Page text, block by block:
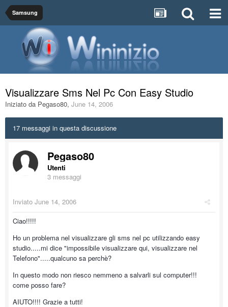
Samsung
Visualizzare Sms Nel Pc Con Easy Studio
Iniziato da Pegaso80, June 14, 2006
17 messaggi in questa discussione
Pegaso80
Utenti
3 messaggi
Inviato June 14, 2006
Ciao!!!!!
Ho un problema nel visualizzare gli sms nel pc utilizzando easy
studio.....mi dice "impossibile visualizzare qui, visualizzare nel
Telefono".....qualcuno sa perchè?
In questo modo non riesco nemmeno a salvarli sul computer!!!
come posso fare?
AIUTO!!!! Grazie a tutti!